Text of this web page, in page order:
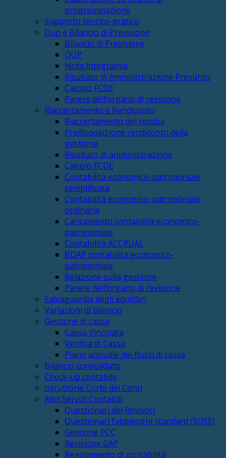
programmazione
Supporto teorico-pratico
Dup e Bilancio di Previsione
Bilancio di Previsione
DUP
Nota Integrativa
Risultato di Amministrazione Presunto
Calcolo FCDE
Parere dell’organo di revisione
Riaccertamento e Rendiconto
Riaccertamento dei residui
Predisposizione rendiconto della
gestione
Risultato di amministrazione
Calcolo FCDE
Contabilità economico-patrimoniale
semplificata
Contabilità economico-patrimoniale
ordinaria
Caricamento contabilità economico-
patrimoniale
Contabilità ACCRUAL
BDAP contabilità economico-
patrimoniale
Relazione sulla gestione
Parere dell’organo di revisione
Salvaguardia degli equilibri
Variazioni di bilancio
Gestione di cassa
Cassa Vincolata
Verifica di Cassa
Piano annuale dei flussi di cassa
Bilancio consolidato
Check-up contabile
Istruttorie Corte dei Conti
Altri Servizi Contabili
Questionari dei Revisori
Questionari fabbisogni standard (SOSE)
Gestione PCC
Revisione GAP
Regolamento di contabilità